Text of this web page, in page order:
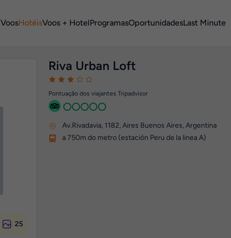
VoosHotéisVoos + HotelProgramasOportunidadesLast Minute
25
Riva Urban Loft
Pontuação dos viajantes Tripadvisor
Av.Rivadavia, 1182,Aires Buenos Aires, Argentina
a 750m do metro (estación Peru de la linea A)